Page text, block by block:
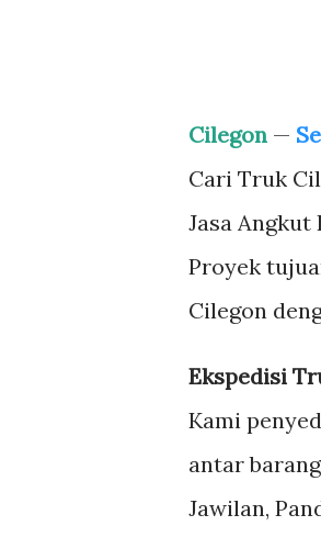
Cilegon —
Cari Truk
Jasa Angkut
Proyek
Cilegon
Ekspedisi
Kami
antar
Jawilan,